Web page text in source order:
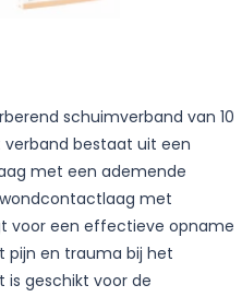
schuimverband van 10
verband bestaat uit een
met een ademende
met
voor een effectieve opname
pijn en trauma bij het
is geschikt voor de